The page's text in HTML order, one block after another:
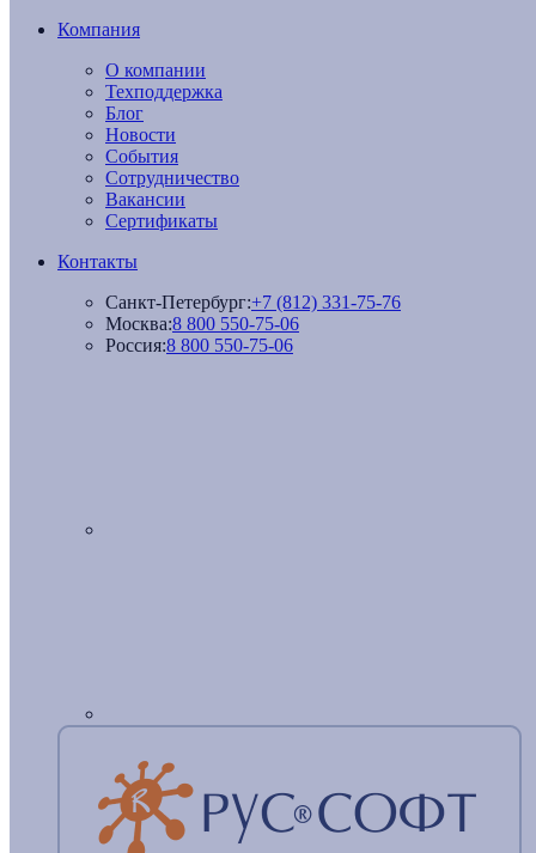
Компания
О компании
Техподдержка
Блог
Новости
События
Сотрудничество
Вакансии
Сертификаты
Контакты
Санкт-Петербург:+7 (812) 331-75-76
Москва:8 800 550-75-06
Россия:8 800 550-75-06